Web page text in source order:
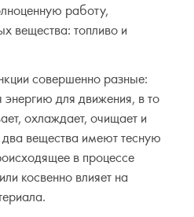
работу,
вещества: топливо и
совершенно разные:
энергию для движения, в то
охлаждает, очищает и
вещества имеют тесную
в процессе
косвенно влияет на